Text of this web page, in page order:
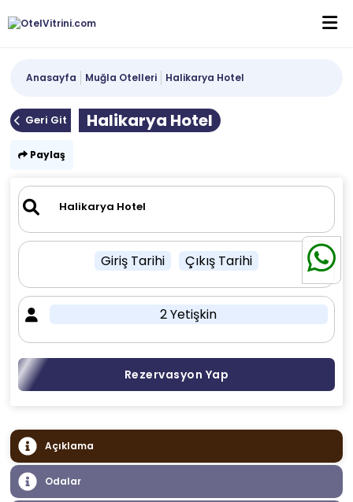
Anasayfa Muğla Otelleri Halikarya Hotel
Geri Git Halikarya Hotel
Paylaş
Giriş Tarihi Çıkış Tarihi
2 Yetişkin
Rezervasyon Yap
Açıklama
Odalar